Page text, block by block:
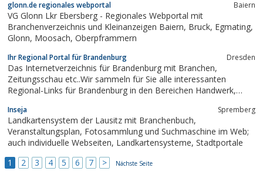
Kirchen Sachsens.
glonn.de regionales webportal Baiern
VG Glonn Lkr Ebersberg - Regionales Webportal mit
Branchenverzeichnis und Kleinanzeigen Baiern, Bruck, Egmating,
Glonn, Moosach, Oberpframmern
Ihr Regional Portal für Brandenburg Dresden
Das Internetverzeichnis für Brandenburg mit Branchen,
Zeitungsschau etc..Wir sammeln für Sie alle interessanten
Regional-Links für Brandenburg in den Bereichen Handwerk,
Pension, Ferien / Urlaub, Tourismus, Reisen, Auto, Wellness,
Jobs, Sport, Kultur...
Inseja Spremberg
Landkartensystem der Lausitz mit Branchenbuch,
Veranstaltungsplan, Fotosammlung und Suchmaschine im Web;
auch individuelle Webseiten, Landkartensysteme, Stadtportale
1
2 3 4 5 6 7 > Nächste Seite